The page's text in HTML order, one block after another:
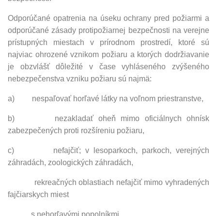
Odporúčané opatrenia na úseku ochrany pred požiarmi a
odporúčané zásady protipožiarnej bezpečnosti na verejne
prístupných miestach v prírodnom prostredí, ktoré sú
najviac ohrozené vznikom požiaru a ktorých dodržiavanie
je obzvlášť dôležité v čase vyhláseného zvýšeného
nebezpečenstva vzniku požiaru sú najmä:
a) nespaľovať horľavé látky na voľnom priestranstve,
b) nezakladať oheň mimo oficiálnych ohnísk
zabezpečených proti rozšíreniu požiaru,
c) nefajčiť; v lesoparkoch, parkoch, verejných
záhradách, zoologických záhradách,
rekreačných oblastiach nefajčiť mimo vyhradených
fajčiarskych miest
s nehorľavými popolníkmi,